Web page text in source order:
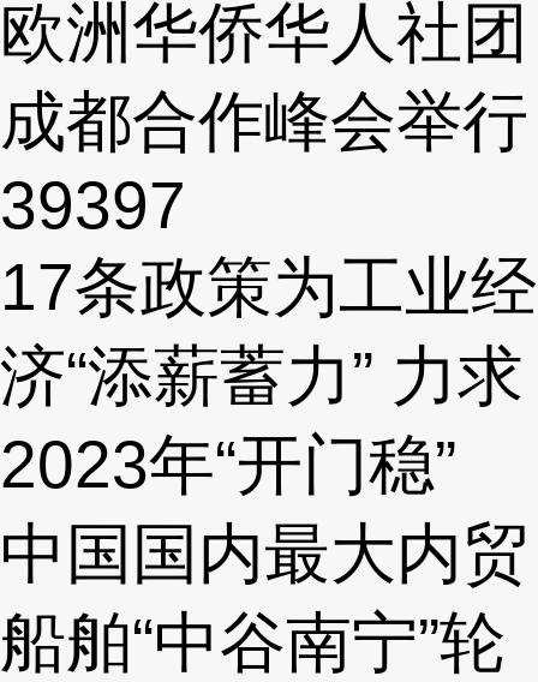
欧洲华侨华人社团
成都合作峰会举行
39397
17条政策为工业经
济“添薪蓄力” 力求
2023年“开门稳”
中国国内最大内贸
船舶“中谷南宁”轮